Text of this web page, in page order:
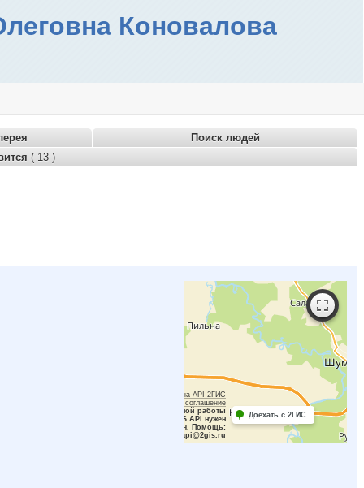
Коновалова
Поиск людей
( 13 )
Работает на API 2ГИС
Лицензионное соглашение
Для корректной работы
Raster JS API нужен
ключ. Помощь:
api@2gis.ru
Доехать с 2ГИС